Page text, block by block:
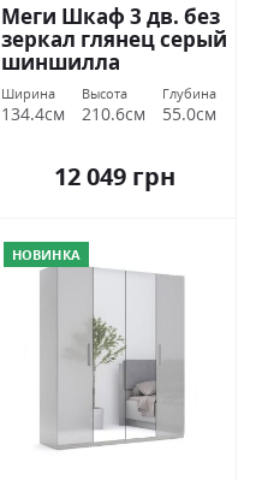
Меги Шкаф 3 дв. без
зеркал глянец серый
шиншилла
Миромарк
Ширина
134.4см
Высота
210.6см
Глубина
55.0см
12 049 грн
НОВИНКА